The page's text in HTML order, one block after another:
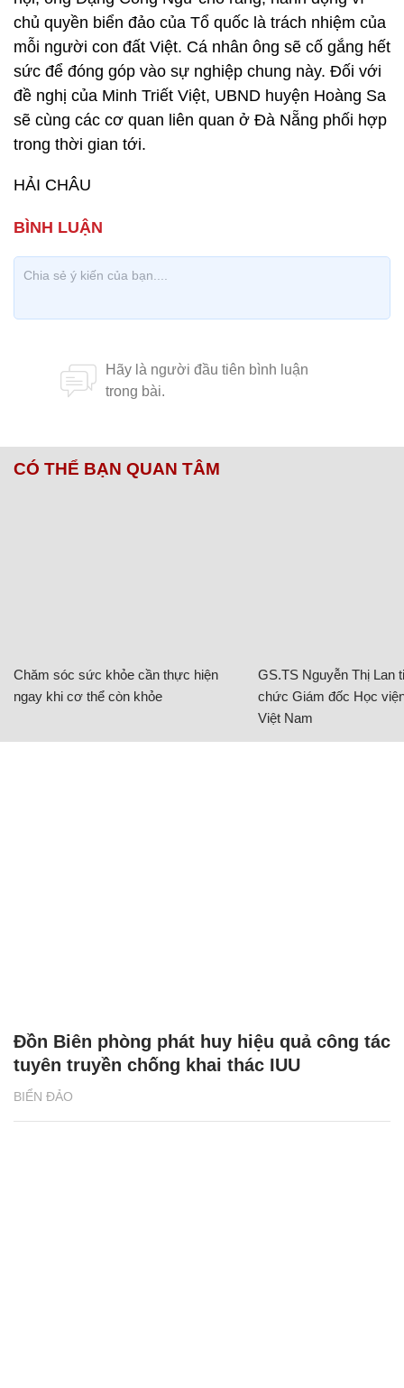
chủ quyền biển đảo của Tổ quốc là trách nhiệm của
mỗi người con đất Việt. Cá nhân ông sẽ cố gắng hết
sức để đóng góp vào sự nghiệp chung này. Đối với
đề nghị của Minh Triết Việt, UBND huyện Hoàng Sa
sẽ cùng các cơ quan liên quan ở Đà Nẵng phối hợp
trong thời gian tới.
HẢI CHÂU
CÓ THỂ BẠN QUAN TÂM
Chăm sóc sức khỏe cần thực hiện
ngay khi cơ thể còn khỏe
GS.TS Nguyễn Thị Lan
chức Giám đốc Học
Việt Nam
BIỂN ĐẢO
Đồn Biên phòng phát huy hiệu quả công tác
tuyên truyền chống khai thác IUU